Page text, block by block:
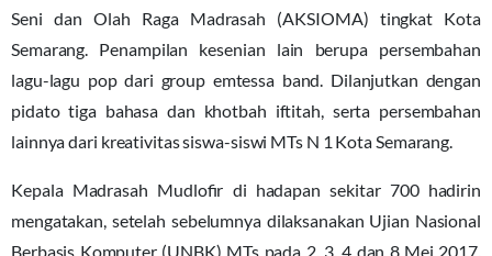
Seni dan Olah Raga Madrasah (AKSIOMA) tingkat Kota
Semarang. Penampilan kesenian lain berupa persembahan
lagu-lagu pop dari group emtessa band. Dilanjutkan dengan
pidato tiga bahasa dan khotbah iftitah, serta persembahan
lainnya dari kreativitas siswa-siswi MTs N 1 Kota Semarang.
Kepala Madrasah Mudlofir di hadapan sekitar 700 hadirin
mengatakan, setelah sebelumnya dilaksanakan Ujian Nasional
Berbasis Komputer (UNBK) MTs pada 2, 3, 4 dan 8 Mei 2017,